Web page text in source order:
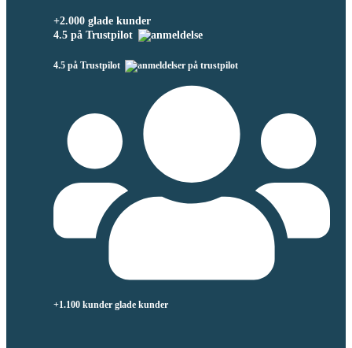
+2.000 glade kunder
4.5 på Trustpilot
4.5 på Trustpilot
+1.100 kunder glade kunder